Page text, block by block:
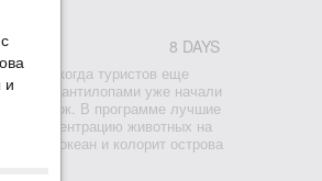
8 DAYS
когда туристов еще
с антилопами уже начали
песок. В программе лучшие
концентрацию животных на
океан и колорит острова
и